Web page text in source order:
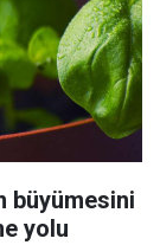
büyümesini
yolu